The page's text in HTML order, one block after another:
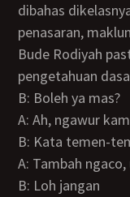
dibahas
penasaran,
Bude Rodiyah
pengetahuan
B: Boleh ya mas?
A: Ah, ngawur
B: Kata temen-
A: Tambah
B: Loh jangan